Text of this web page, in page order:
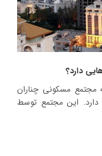
دارد؟
مجتمع مسکونی چناران
این مجتمع توسط